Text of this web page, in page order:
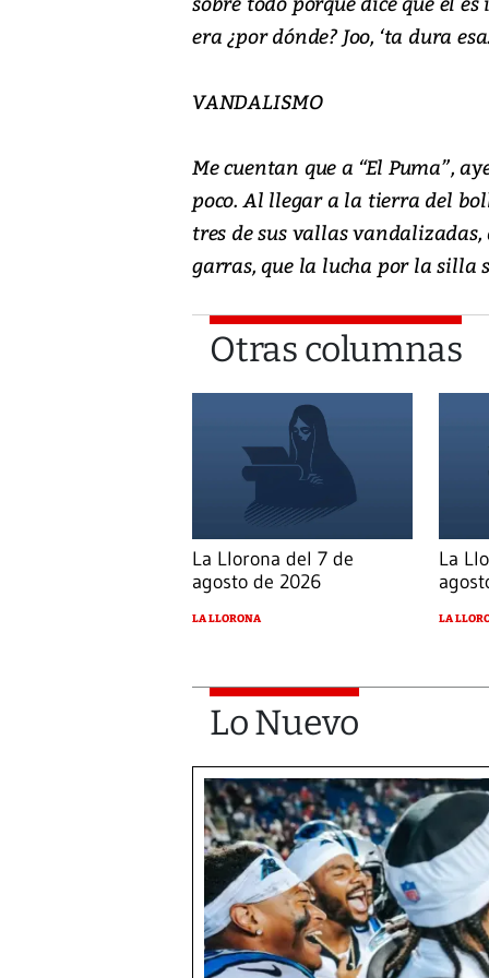
era ¿por dónde? Joo, ‘ta dura
VANDALISMO
Me cuentan que a “El Puma”,
poco. Al llegar a la tierra del
tres de sus vallas
garras, que la lucha por la silla
Otras columnas
La Llorona del 7 de
agosto de 2026
LA LLORONA
La
LA
Lo Nuevo